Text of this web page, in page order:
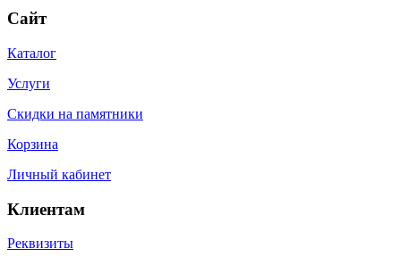
Сайт
Каталог
Услуги
Скидки на памятники
Корзина
Личный кабинет
Клиентам
Реквизиты